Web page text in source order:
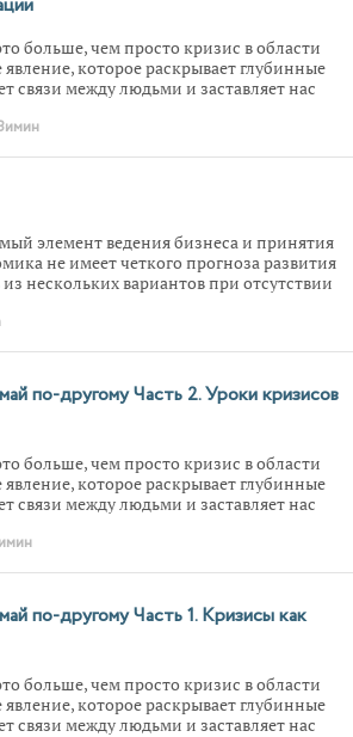
больше, чем просто кризис в области
которое раскрывает глубинные
связи между людьми и заставляет нас
задачах, решая проблемы по мере их
Как показывает история, многие
вызовов не так уж новы. Они рождались
постепенно обретая современный облик.
решений и взглянем шире: какие
могут стать нашими ориентирами
элемент ведения бизнеса и принятия
не имеет четкого прогноза развития
нескольких вариантов при отсутствии
читайте в статье.
по-другому Часть 2. Уроки кризисов
больше, чем просто кризис в области
которое раскрывает глубинные
связи между людьми и заставляет нас
задачах, решая проблемы по мере их
Такой взгляд позволяет понять, чему
чему может научить текущий.
по-другому Часть 1. Кризисы как
больше, чем просто кризис в области
которое раскрывает глубинные
связи между людьми и заставляет нас